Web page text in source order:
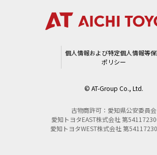
個人情報および特定個人情報等
ポリシー
© AT-Group Co., Ltd.
古物商許可：愛知県公安委員会
愛知トヨタEAST株式会社 第
愛知トヨタWEST株式会社 第